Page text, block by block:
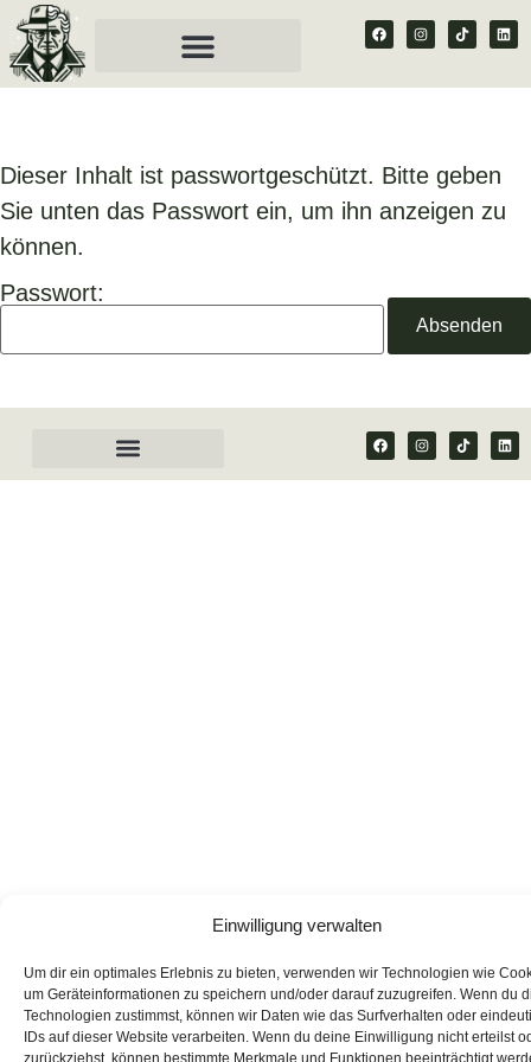
Einwilligung verwalten
Um dir ein optimales Erlebnis zu bieten, verwenden wir Technologien wie
um Geräteinformationen zu speichern und/oder darauf zuzugreifen. Wenn du
Technologien zustimmst, können wir Daten wie das Surfverhalten oder
IDs auf dieser Website verarbeiten. Wenn du deine Einwilligung nicht erteilst
zurückziehst, können bestimmte Merkmale und Funktionen beeinträchtigt
Dieser Inhalt ist passwortgeschützt. Bitte geben
Sie unten das Passwort ein, um ihn anzeigen zu
können.
Passwort: